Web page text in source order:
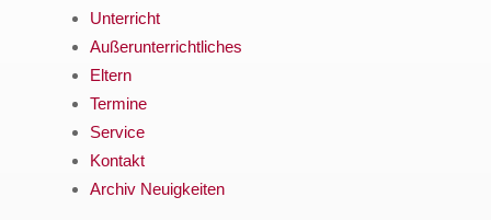
Unterricht
Außerunterrichtliches
Eltern
Termine
Service
Kontakt
Archiv Neuigkeiten